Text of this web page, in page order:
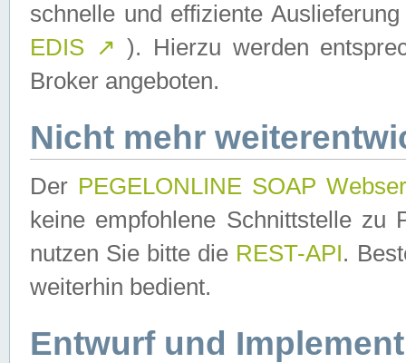
schnelle und effiziente
EDIS ↗ ). Hierzu werden
Broker angeboten.
Nicht mehr
Der PEGELONLINE SOAP
keine empfohlene Schnittstelle zu
nutzen Sie bitte die REST-API.
weiterhin bedient.
Entwurf und